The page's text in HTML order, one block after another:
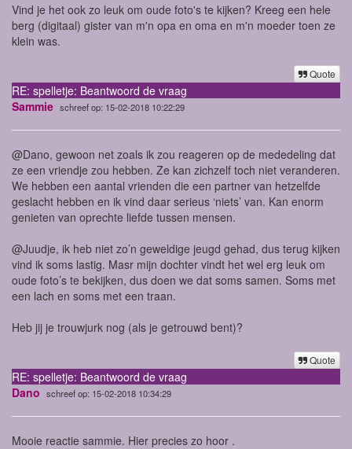
Vind je het ook zo leuk om oude foto's te kijken? Kreeg een hele
berg (digitaal) gister van m'n opa en oma en m'n moeder toen ze
klein was.
Quote
RE: spelletje: Beantwoord de vraag
Sammie schreef op: 15-02-2018 10:22:29
@Dano, gewoon net zoals ik zou reageren op de mededeling dat
ze een vriendje zou hebben. Ze kan zichzelf toch niet veranderen.
We hebben een aantal vrienden die een partner van hetzelfde
geslacht hebben en ik vind daar serieus ‘niets’ van. Kan enorm
genieten van oprechte liefde tussen mensen.
@Juudje, ik heb niet zo’n geweldige jeugd gehad, dus terug kijken
vind ik soms lastig. Masr mijn dochter vindt het wel erg leuk om
oude foto’s te bekijken, dus doen we dat soms samen. Soms met
een lach en soms met een traan.
Heb jij je trouwjurk nog (als je getrouwd bent)?
Quote
RE: spelletje: Beantwoord de vraag
Dano schreef op: 15-02-2018 10:34:29
Mooie reactie sammie. Hier precies zo hoor .